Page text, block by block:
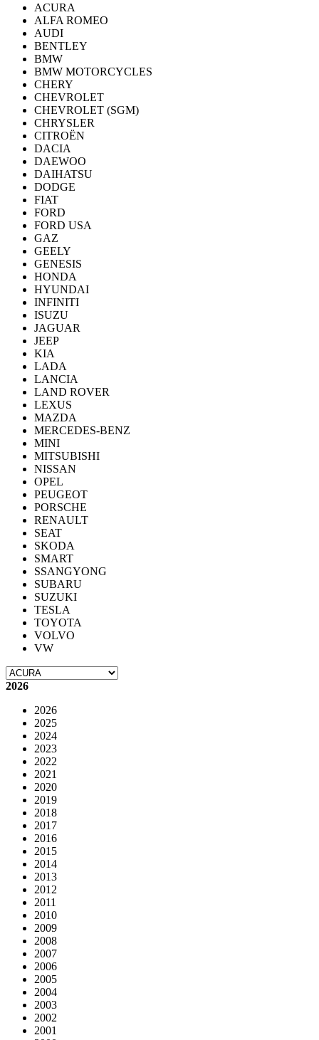
ACURA
ALFA ROMEO
AUDI
BENTLEY
BMW
BMW MOTORCYCLES
CHERY
CHEVROLET
CHEVROLET (SGM)
CHRYSLER
CITROËN
DACIA
DAEWOO
DAIHATSU
DODGE
FIAT
FORD
FORD USA
GAZ
GEELY
GENESIS
HONDA
HYUNDAI
INFINITI
ISUZU
JAGUAR
JEEP
KIA
LADA
LANCIA
LAND ROVER
LEXUS
MAZDA
MERCEDES-BENZ
MINI
MITSUBISHI
NISSAN
OPEL
PEUGEOT
PORSCHE
RENAULT
SEAT
SKODA
SMART
SSANGYONG
SUBARU
SUZUKI
TESLA
TOYOTA
VOLVO
VW
2026
2026
2025
2024
2023
2022
2021
2020
2019
2018
2017
2016
2015
2014
2013
2012
2011
2010
2009
2008
2007
2006
2005
2004
2003
2002
2001